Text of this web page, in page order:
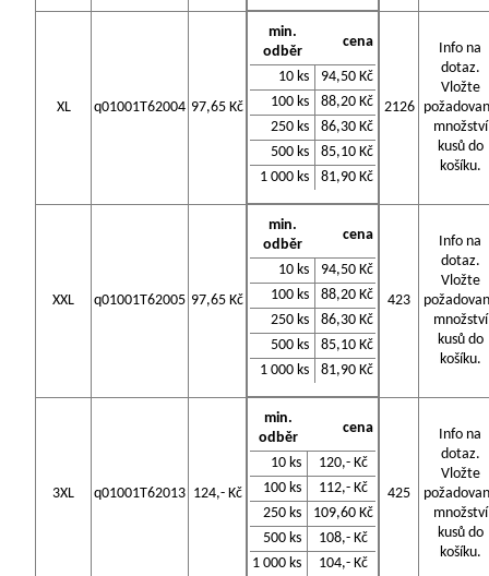
XL q01001T62004 97,65 Kč
min.
odběr
cena
10 ks
94,50 Kč
100 ks
88,20 Kč
250 ks
86,30 Kč
500 ks
85,10 Kč
1 000 ks
81,90 Kč
2126
Info na
dotaz.
Vložte
množství
kusů do
košíku.
XXL q01001T62005 97,65 Kč
min.
odběr
cena
10 ks
94,50 Kč
100 ks
88,20 Kč
250 ks
86,30 Kč
500 ks
85,10 Kč
1 000 ks
81,90 Kč
423
Info na
dotaz.
Vložte
množství
kusů do
košíku.
3XL q01001T62013 124,- Kč
min.
odběr
cena
10 ks
120,- Kč
100 ks
112,- Kč
250 ks
109,60 Kč
500 ks
108,- Kč
1 000 ks
104,- Kč
425
Info na
dotaz.
Vložte
množství
kusů do
košíku.